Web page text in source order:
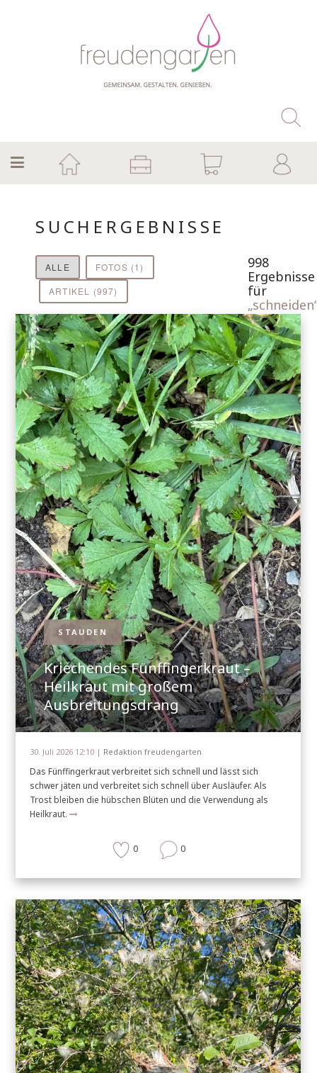
SUCHERGEBNISSE
ALLE
FOTOS (1)
ARTIKEL (997)
998
Ergebnisse
für
STAUDEN
Kriechendes Fünffingerkraut –
Heilkraut mit großem
Ausbreitungsdrang
30. Juli 2026 12:10 | Redaktion freudengarten
Das Fünffingerkraut verbreitet sich schnell und lässt sich
schwer jäten und verbreitet sich schnell über Ausläufer. Als
Trost bleiben die hübschen Blüten und die Verwendung als
Heilkraut.
0 0